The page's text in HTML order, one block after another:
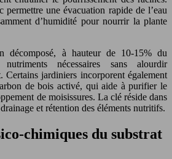
une évacuation rapide de l’eau
d’humidité pour nourrir la plante
décomposé, à hauteur de 10-15% du
nécessaires sans alourdir
Certains jardiniers incorporent également
de bois activé, qui aide à purifier le
de moisissures. La clé réside dans
et rétention des éléments nutritifs.
chimiques du substrat